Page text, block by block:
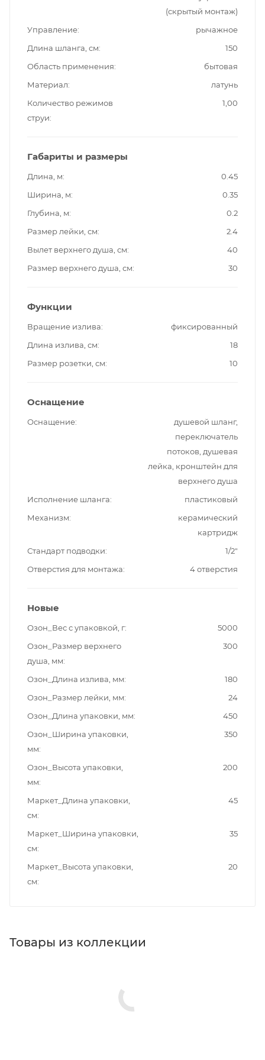
(скрытый монтаж)
Управление
рычажное
Длина шланга, см
150
Область применения
бытовая
Материал
латунь
Количество режимов
струи
1,00
Габариты и размеры
Длина, м
0.45
Ширина, м
0.35
Глубина, м
0.2
Размер лейки, см
2.4
Вылет верхнего душа, см
40
Размер верхнего душа, см
30
Функции
Вращение излива
фиксированный
Длина излива, см
18
Размер розетки, см
10
Оснащение
Оснащение
душевой шланг,
переключатель
потоков, душевая
лейка, кронштейн для
верхнего душа
Исполнение шланга
пластиковый
Механизм
керамический
картридж
Стандарт подводки
1/2"
Отверстия для монтажа
4 отверстия
Новые
Озон_Вес с упаковкой, г
5000
Озон_Размер верхнего
душа, мм
300
Озон_Длина излива, мм
180
Озон_Размер лейки, мм
24
Озон_Длина упаковки, мм
450
Озон_Ширина упаковки,
мм
350
Озон_Высота упаковки,
мм
200
Маркет_Длина упаковки,
см
45
Маркет_Ширина упаковки,
см
35
Маркет_Высота упаковки,
см
20
Товары из коллекции
Ножки/каркасы для ванн
Душевые уголки